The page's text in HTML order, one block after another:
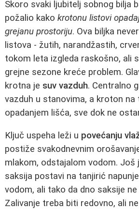
Skoro svaki ljubitelj sobnog bilja
požalio kako krotonu listovi
grejanu prostoriju. Ova biljka
listova - žutih, narandžastih,
tokom leta izgleda raskošno, ali
grejne sezone kreće problem.
krotna je suv vazduh. Centralno
vazduh u stanovima, a kroton na
opadanjem lišća, sve dok ne
Ključ uspeha leži u povećanju
postiže svakodnevnim
mlakom, odstajalom vodom. Još
saksija postavi na tanjirić
vodom, ali tako da dno saksije
Zalivanje treba biti redovno, ali